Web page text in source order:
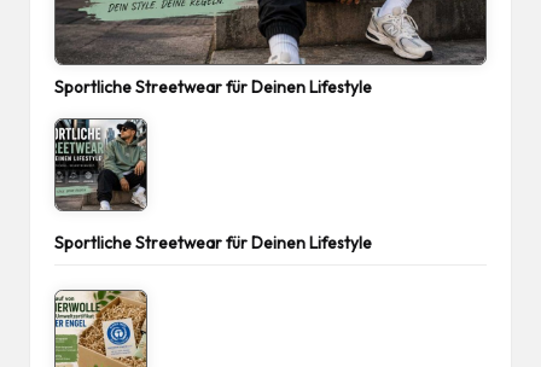
Sportliche Streetwear für Deinen Lifestyle
Sportliche Streetwear für Deinen Lifestyle